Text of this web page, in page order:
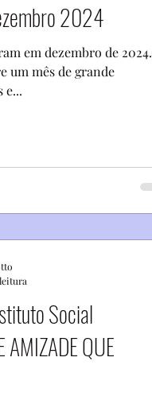
2024
em dezembro de 2024.
um mês de grande
e...
Social
AMIZADE QUE